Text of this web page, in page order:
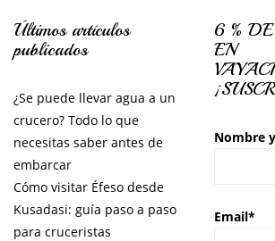
Últimos artículos
publicados
¿Se puede llevar agua a un
crucero? Todo lo que
necesitas saber antes de
embarcar
Cómo visitar Éfeso desde
Kusadasi: guía paso a paso
para cruceristas
6 %
EN
Nombre
Email*